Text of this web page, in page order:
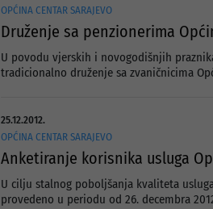
OPĆINA CENTAR SARAJEVO
Druženje sa penzionerima
U povodu vjerskih i novogodišnjih
tradicionalno druženje sa zvaničnicima
25.12.2012.
OPĆINA CENTAR SARAJEVO
Anketiranje korisnika usluga
U cilju stalnog poboljšanja kvaliteta
provedeno u periodu od 26. decembra